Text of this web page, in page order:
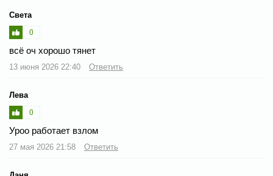
Света
0
всё оч хорошо тянет
13 июня 2026 22:40 Ответить
Лева
0
Уроо работает взлом
27 мая 2026 21:58 Ответить